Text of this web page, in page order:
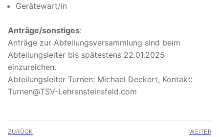
Gerätewart/in
Anträge/sonstiges:
Anträge zur Abteilungsversammlung sind beim
Abteilungsleiter bis spätestens 22.01.2025
einzureichen.
Abteilungsleiter Turnen: Michael Deckert, Kontakt:
Turnen@TSV-Lehrensteinsfeld.com
Beitragsnavigation
ZURÜCK WEITER